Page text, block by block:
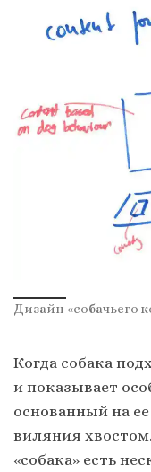
Дизайн «собачьего
Когда собака
и показывает
основанный на
виляния
«собака» есть